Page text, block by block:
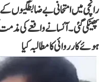
رانچی میں امتحانی بے ضابطگیوں کے
پھینکی گئی۔ آئسا نے واقعے کی
ہوئے کارروائی کا مطالبہ کیا